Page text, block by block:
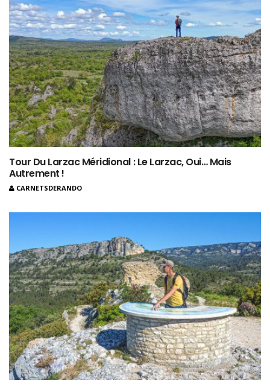
Tour Du Larzac Méridional : Le Larzac, Oui… Mais
Autrement !
CARNETSDERANDO